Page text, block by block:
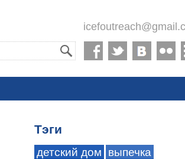
Тэги
детский дом
выпечка